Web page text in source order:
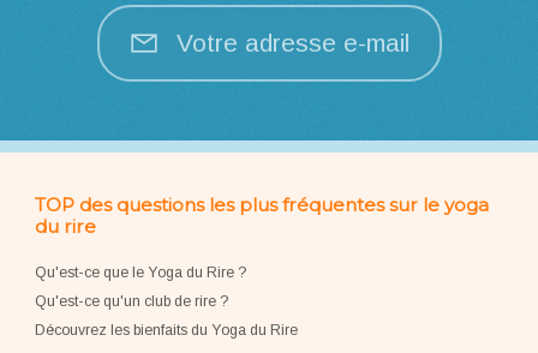
Votre adresse e-mail
TOP des questions les plus fréquentes sur le yoga
du rire
Qu'est-ce que le Yoga du Rire ?
Qu'est-ce qu'un club de rire ?
Découvrez les bienfaits du Yoga du Rire